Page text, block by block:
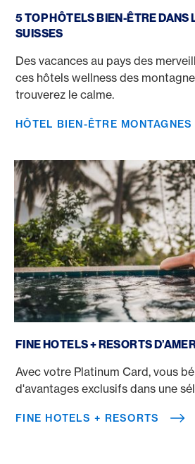
5 TOP HÔTELS BIEN-ÊTRE DANS
SUISSES
Des vacances au pays des
ces hôtels wellness des
trouverez le calme.
HÔTEL BIEN-ÊTRE
FINE HOTELS + RESORTS
Avec votre Platinum Card, vous
d'avantages exclusifs dans une
FINE HOTELS + RESORTS